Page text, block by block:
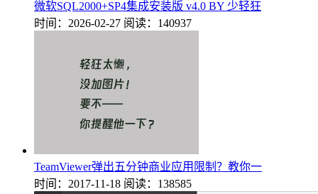
微软SQL2000+SP4集成安装版 v4.0 BY 少轻狂
时间：2026-02-27 阅读：140937
TeamViewer弹出五分钟商业应用限制？教你一
时间：2017-11-18 阅读：138585